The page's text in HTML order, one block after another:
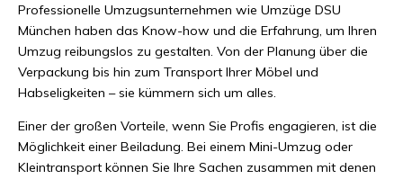
Professionelle Umzugsunternehmen wie Umzüge DSU
München haben das Know-how und die Erfahrung, um Ihren
Umzug reibungslos zu gestalten. Von der Planung über die
Verpackung bis hin zum Transport Ihrer Möbel und
Habseligkeiten – sie kümmern sich um alles.
Einer der großen Vorteile, wenn Sie Profis engagieren, ist die
Möglichkeit einer Beiladung. Bei einem Mini-Umzug oder
Kleintransport können Sie Ihre Sachen zusammen mit denen